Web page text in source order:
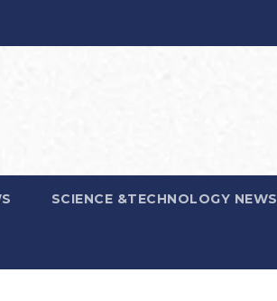
SCIENCE &TECHNOLOGY NEWS